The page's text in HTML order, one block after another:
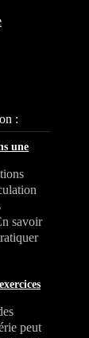
:
une
savoir
peut